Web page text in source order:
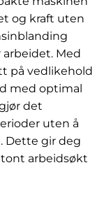
og kraft uten
arbeidet. Med
på vedlikehold
med optimal
det
uten å
Dette gir deg
arbeidsøkt